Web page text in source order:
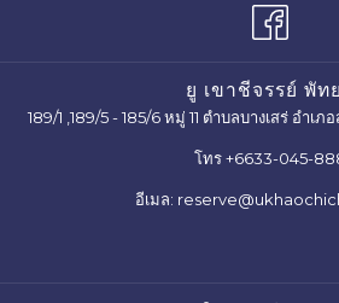
ยู เขาชีจรรย์ พัท
189/1 ,189/5 - 185/6 หมู่ 11 ตำบลบางเสร่ อำเ
โทร+6633-045-
อีเมล: